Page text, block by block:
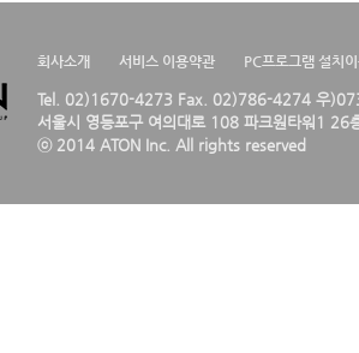
회사소개 서비스 이용약관 PC프로그램 설치
Tel. 02)1670-4273 Fax. 02)786-4274 우
서울시 영등포구 여의대로 108 파크원타워1 26
ⓒ 2014 ATON Inc. All rights reserved